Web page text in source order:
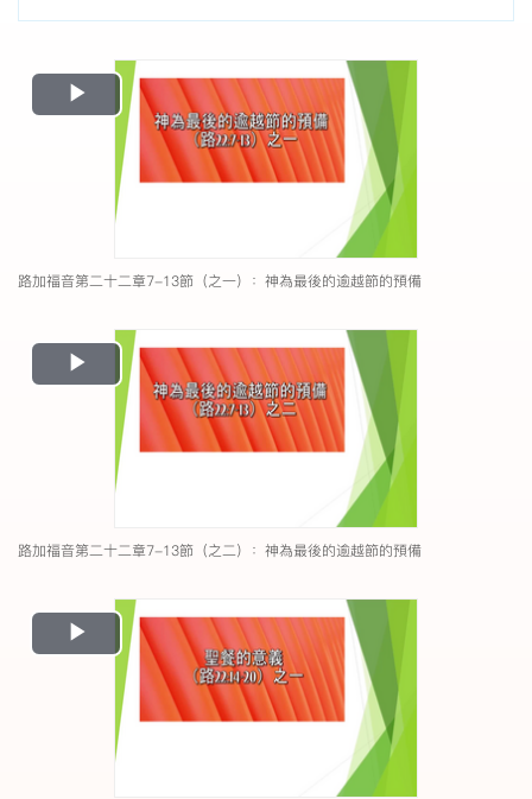
Play
Video
路加福音第二十二章7-13節（之一）：神為最後的逾越節的預備
Play
Video
路加福音第二十二章7-13節（之二）：神為最後的逾越節的預備
Play
Video